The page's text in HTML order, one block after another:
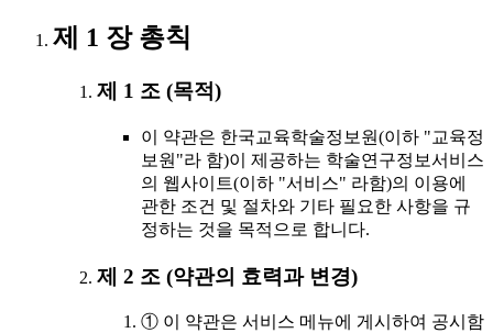
제 1 장 총칙
제 1 조 (목적)
이 약관은 한국교육학술정보원(이하 "교육정
보원"라 함)이 제공하는 학술연구정보서비스
의 웹사이트(이하 "서비스" 라함)의 이용에
관한 조건 및 절차와 기타 필요한 사항을 규
정하는 것을 목적으로 합니다.
제 2 조 (약관의 효력과 변경)
① 이 약관은 서비스 메뉴에 게시하여 공시함